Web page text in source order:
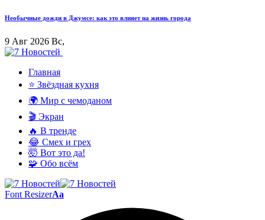
Необычные дожди в Джумсе: как это влияет на жизнь города
9 Авг 2026 Вс,
Главная
⭐ Звёздная кухня
🌍 Мир с чемоданом
🎬 Экран
🔥 В тренде
😂 Смех и грех
🤯 Вот это да!
🧩 Обо всём
Font ResizerAa